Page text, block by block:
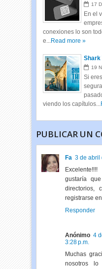
Hola
17
En el
conexiones lo son
e...Read more »
Shark
19
Si
viendo los capítulos...
PUBLICAR UN
Fa 3 de abril
gustaría
directorios,
registrarse
Responder
Anónimo 4
3:28 p.m.
Muchas
nosotros